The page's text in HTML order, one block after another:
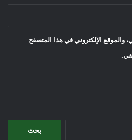
والموقع الإلكتروني في هذا المتصفح